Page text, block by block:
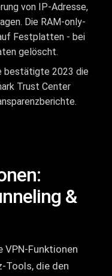
von IP-Adresse,
Die RAM-only-
Festplatten - bei
gelöscht.
bestätigte 2023 die
Trust Center
&
VPN-Funktionen
Tools, die den